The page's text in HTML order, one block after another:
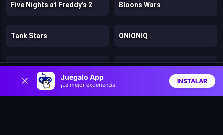
Juegalo App
¡La mejor experiencia!
INSTALAR
Five Nights at Freddy’s 2 Bloons Wars
Tank Stars ONIONIQ
Game of Warriors Farm Merge Harvest
Pin Master: Screw Puzzle Quest & Brain Games Ludo Star